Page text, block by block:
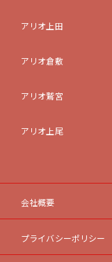
アリオ上田
アリオ倉敷
アリオ鷲宮
アリオ上尾
会社概要
プライバシーポリシー